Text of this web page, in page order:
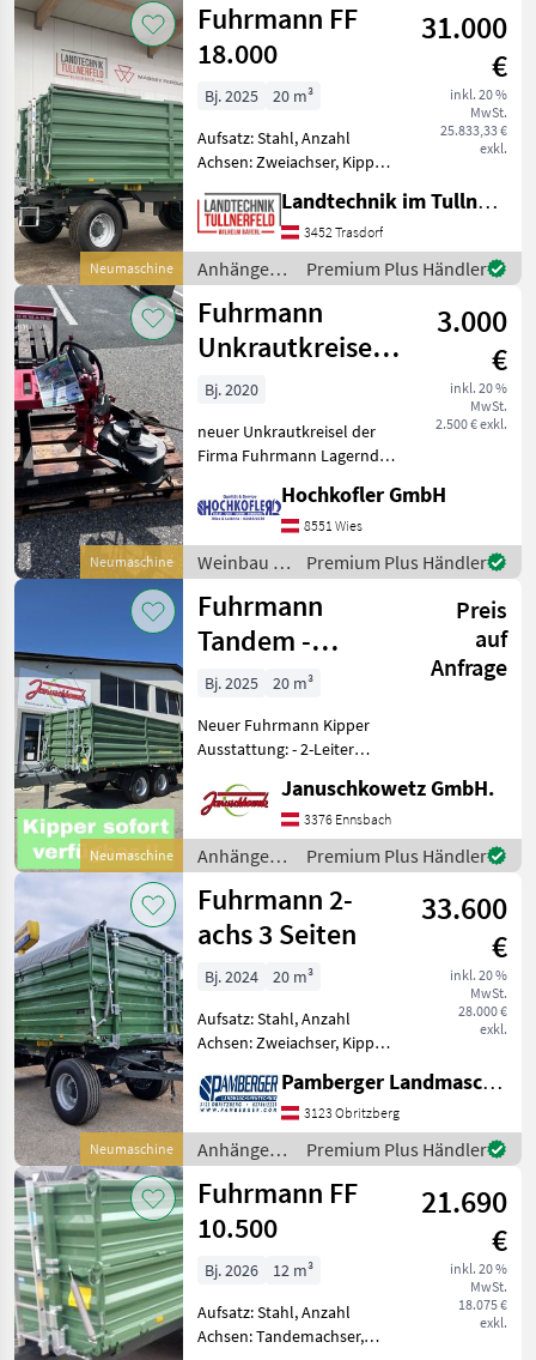
Brücke : 4.150 m
Neumaschine
Fuhrmann FF
18.000
31.000
€
inkl. 20 %
MwSt.
25.833,33 €
exkl.
Bj. 2025
20 m³
Aufsatz: Stahl, Anzahl
Achsen: Zweiachser, Kipper-
Bremse: Druckluftbremse,
Pendel-Bordwände,
Typenschein # Technische
Daten: - **Baujahr:** 20
Landtechnik im Tullnerfeld Wilhelm Bayerl GmbH
3452 Trasdorf
Anhänger /
Fuhrmann
Premium Plus Händler
Neumaschine
Fuhrmann
Unkrautkreisel
UK1
3.000
€
inkl. 20 %
MwSt.
2.500 € exkl.
Bj. 2020
neuer Unkrautkreisel der
Firma Fuhrmann Lagernd
Standort: 8551 Wies
Weinbau Stockräumer /
Stockputzer
Hochkofler GmbH
8551 Wies
Weinbau /
Fuhrmann
Premium Plus Händler
Neumaschine
Fuhrmann
Tandem -
3Seiten-Kipper
Preis
auf
Anfrage
Bj. 2025
20 m³
Neuer Fuhrmann Kipper
Ausstattung: - 2-Leiter
Tandem 40km/h mit ALB -
Stahlbordwände 800mm -
Aufsatzwände 800mm -
Kompletträder 385/
Januschkowetz GmbH.
3376 Ennsbach
Anhänger /
Fuhrmann
Premium Plus Händler
Neumaschine
Fuhrmann 2-
achs 3 Seiten
33.600
€
inkl. 20 %
MwSt.
28.000 €
exkl.
Bj. 2024
20 m³
Aufsatz: Stahl, Anzahl
Achsen: Zweiachser, Kipper-
Bremse: Druckluftbremse,
Typenschein, Plane
5150x2480, BW 800 + 800
mm höchstzulässiges Gesa
Pamberger Landmaschinentechnik GmbH
3123 Obritzberg
Anhänger /
Fuhrmann
Premium Plus Händler
Fuhrmann FF
10.500
21.690
€
inkl. 20 %
MwSt.
18.075 €
exkl.
Bj. 2026
12 m³
Aufsatz: Stahl, Anzahl
Achsen: Tandemachser,